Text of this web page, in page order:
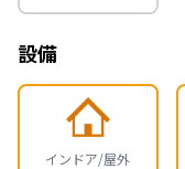
設備
インドア/屋外